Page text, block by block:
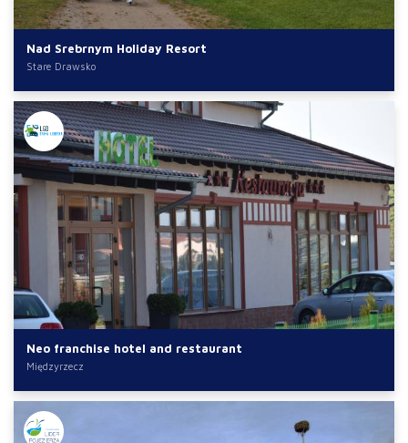
Nad Srebrnym Holiday Resort
Stare Drawsko
Neo franchise hotel and restaurant
Międzyrzecz